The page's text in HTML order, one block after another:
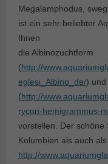
Megalamphodus,
ist ein sehr beliebter
Ihnen
die Albinozuchtform
(http://
eglesi_Albino_de/) und
(http://
rycon-hemigrammus-
vorstellen. Der schöne
Kolumbien als auch
http://